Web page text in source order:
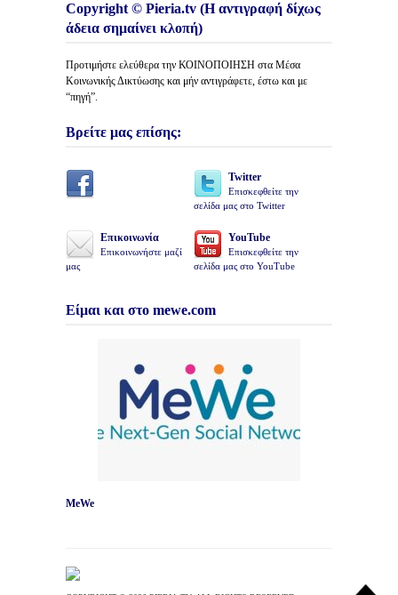
Copyright © Pieria.tv (Η αντιγραφή δίχως
άδεια σημαίνει κλοπή)
Προτιμήστε ελεύθερα την ΚΟΙΝΟΠΟΙΗΣΗ στα Μέσα
Κοινωνικής Δικτύωσης και μήν αντιγράφετε, έστω και με
“πηγή”.
Βρείτε μας επίσης:
Twitter
Επισκεφθείτε την
σελίδα μας στο Twitter
Επικοινωνία
Επικοινωνήστε μαζί
μας
YouTube
Επισκεφθείτε την
σελίδα μας στο YouTube
Είμαι και στο mewe.com
MeWe